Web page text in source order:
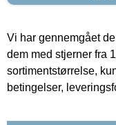
Vi har gennemgået
dem med stjerner fra
sortimentstørrelse,
betingelser,